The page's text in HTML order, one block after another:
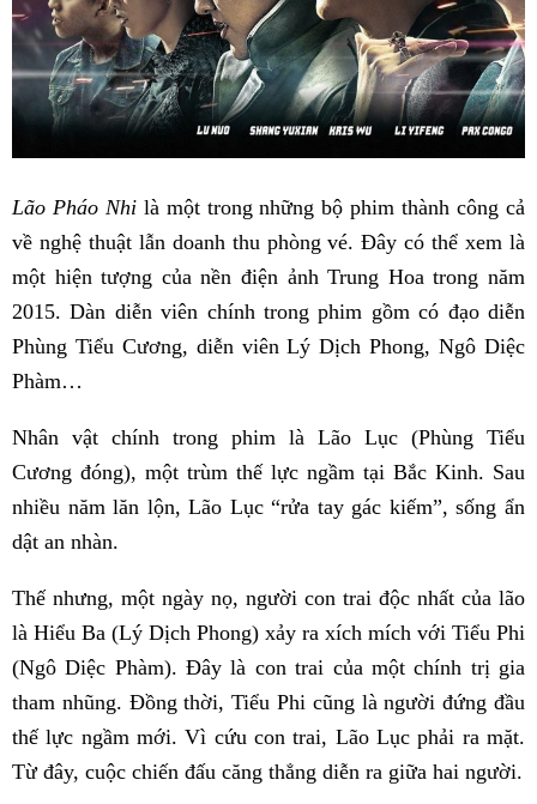
Lão Pháo Nhilà một trong những bộ phim thành công cả
về nghệ thuật lẫn doanh thu phòng vé. Đây có thể xem là
một hiện tượng của nền điện ảnh Trung Hoa trong năm
2015. Dàn diễn viên chính trong phim gồm có đạo diễn
Phùng Tiểu Cương, diễn viên Lý Dịch Phong, Ngô Diệc
Phàm…
Nhân vật chính trong phim là Lão Lục (Phùng Tiểu
Cương đóng), một trùm thế lực ngầm tại Bắc Kinh. Sau
nhiều năm lăn lộn, Lão Lục “rửa tay gác kiếm”, sống ẩn
dật an nhàn.
Thế nhưng, một ngày nọ, người con trai độc nhất của lão
là Hiểu Ba (Lý Dịch Phong) xảy ra xích mích với Tiểu Phi
(Ngô Diệc Phàm). Đây là con trai của một chính trị gia
tham nhũng. Đồng thời, Tiểu Phi cũng là người đứng đầu
thế lực ngầm mới. Vì cứu con trai, Lão Lục phải ra mặt.
Từ đây, cuộc chiến đấu căng thẳng diễn ra giữa hai người.